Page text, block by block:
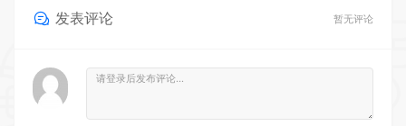
发表评论 暂无评论